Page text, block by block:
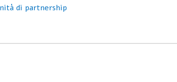
di partnership